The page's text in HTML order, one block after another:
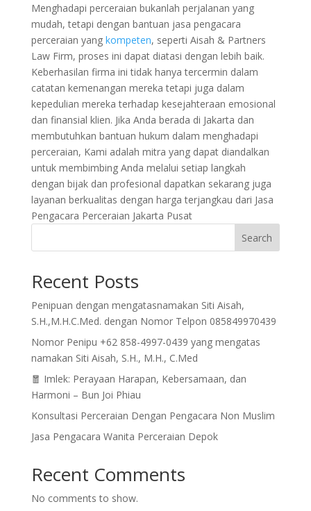
Menghadapi perceraian bukanlah perjalanan yang
mudah, tetapi dengan bantuan jasa pengacara
perceraian yang kompeten, seperti Aisah & Partners
Law Firm, proses ini dapat diatasi dengan lebih baik.
Keberhasilan firma ini tidak hanya tercermin dalam
catatan kemenangan mereka tetapi juga dalam
kepedulian mereka terhadap kesejahteraan emosional
dan finansial klien. Jika Anda berada di Jakarta dan
membutuhkan bantuan hukum dalam menghadapi
perceraian, Kami adalah mitra yang dapat diandalkan
untuk membimbing Anda melalui setiap langkah
dengan bijak dan profesional dapatkan sekarang juga
layanan berkualitas dengan harga terjangkau dari Jasa
Pengacara Perceraian Jakarta Pusat
Search
Recent Posts
Penipuan dengan mengatasnamakan Siti Aisah,
S.H.,M.H.C.Med. dengan Nomor Telpon 085849970439
Nomor Penipu +62 858-4997-0439 yang mengatas
namakan Siti Aisah, S.H., M.H., C.Med
🧧 Imlek: Perayaan Harapan, Kebersamaan, dan
Harmoni – Bun Joi Phiau
Konsultasi Perceraian Dengan Pengacara Non Muslim
Jasa Pengacara Wanita Perceraian Depok
Recent Comments
No comments to show.